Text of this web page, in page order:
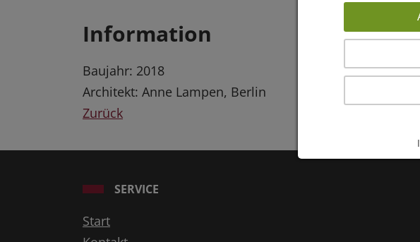
Information
Baujahr: 2018
Architekt: Anne Lampen, Berlin
Zurück
SERVICE
Start